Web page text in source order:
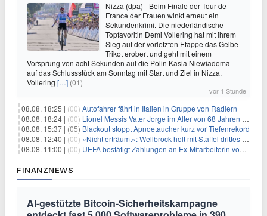
Nizza (dpa) - Beim Finale der Tour de
France der Frauen winkt erneut ein
Sekundenkrimi. Die niederländische
Topfavoritin Demi Vollering hat mit ihrem
Sieg auf der vorletzten Etappe das Gelbe
Trikot erobert und geht mit einem
Vorsprung von acht Sekunden auf die Polin Kasia Niewiadoma
auf das Schlussstück am Sonntag mit Start und Ziel in Nizza.
Vollering […] (01)
vor 1 Stunde
08.08. 18:25 | (00) Autofahrer fährt in Italien in Gruppe von Radlern
08.08. 18:24 | (00) Lionel Messis Vater Jorge im Alter von 68 Jahren gestorben
08.08. 15:37 | (05) Blackout stoppt Apnoetaucher kurz vor Tiefenrekord
08.08. 12:40 | (00) «Nicht erträumt»: Wellbrock holt mit Staffel drittes EM-Gold
08.08. 11:00 | (00) UEFA bestätigt Zahlungen an Ex-Mitarbeiterin von Infantino
FINANZNEWS
AI-gestützte Bitcoin-Sicherheitskampagne